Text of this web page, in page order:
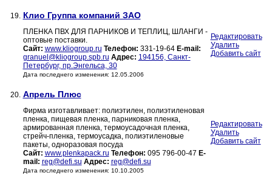
19. Клио Группа компаний ЗАО
ПЛЕНКА ПВХ ДЛЯ ПАРНИКОВ И ТЕПЛИЦ, ШЛАНГИ -
оптовые поставки.
Сайт: www.kliogroup.ru Телефон: 331-19-64 E-mail:
granuel@kliogroup.spb.ru Адрес: 194156, Санкт-
Петербург, пр.Энгельса, 30
Дата последнего изменения: 12.05.2006
Редактировать
Удалить
Добавить сайт
20. Апрель Плюс
Фирма изготавливает: полиэтилен, полиэтиленовая
пленка, пищевая пленка, парниковая пленка,
армированная пленка, термоусадочная пленка,
стрейч-пленка, термоусадка, полиэтиленовые
пакеты, одноразовая посуда
Сайт: www.plenkapack.ru Телефон: 095 796-00-47 E-
mail: reg@defi.su Адрес: reg@defi.su
Дата последнего изменения: 10.10.2005
Редактировать
Удалить
Добавить сайт